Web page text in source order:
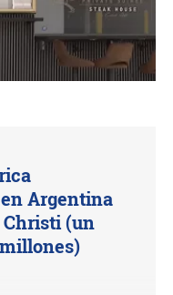
Argentina
Christi (un